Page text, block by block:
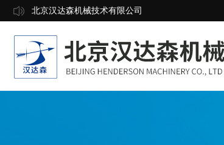
北京汉达森机械技术有限公司